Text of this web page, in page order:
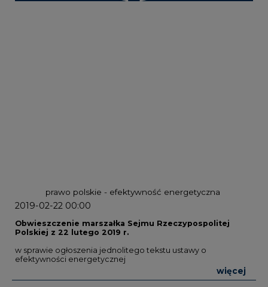
prawo polskie - efektywność energetyczna
2019-02-22 00:00
Obwieszczenie marszałka Sejmu Rzeczypospolitej
Polskiej z 22 lutego 2019 r.
w sprawie ogłoszenia jednolitego tekstu ustawy o
efektywności energetycznej
więcej